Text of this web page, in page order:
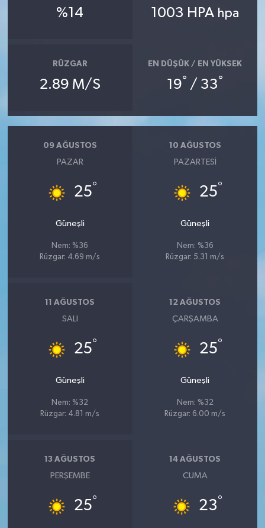
%14 1003 HPA hpa
RÜZGAR
2.89 M/S
EN DÜŞÜK / EN YÜKSEK
19° / 33°
09 AĞUSTOS
PAZAR
25°
Güneşli
Nem: %36
Rüzgar: 4.69 m/s
10 AĞUSTOS
PAZARTESI
25°
Güneşli
Nem: %36
Rüzgar: 5.31 m/s
11 AĞUSTOS
SALI
25°
Güneşli
Nem: %32
Rüzgar: 4.81 m/s
12 AĞUSTOS
ÇARŞAMBA
25°
Güneşli
Nem: %32
Rüzgar: 6.00 m/s
13 AĞUSTOS
PERŞEMBE
25°
14 AĞUSTOS
CUMA
23°